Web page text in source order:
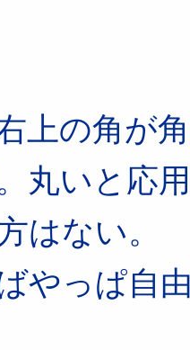
右上の角が
丸いと応
はない。
やっぱ自